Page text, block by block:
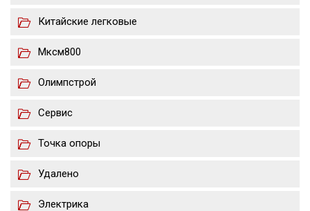
Китайские легковые
Мксм800
Олимпстрой
Сервис
Точка опоры
Удалено
Электрика